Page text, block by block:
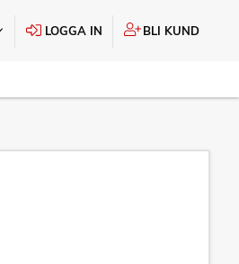
LOGGA IN BLI KUND